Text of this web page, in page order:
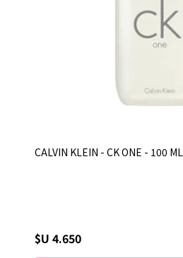
CALVIN KLEIN - CK ONE - 100 ML
$U 4.650